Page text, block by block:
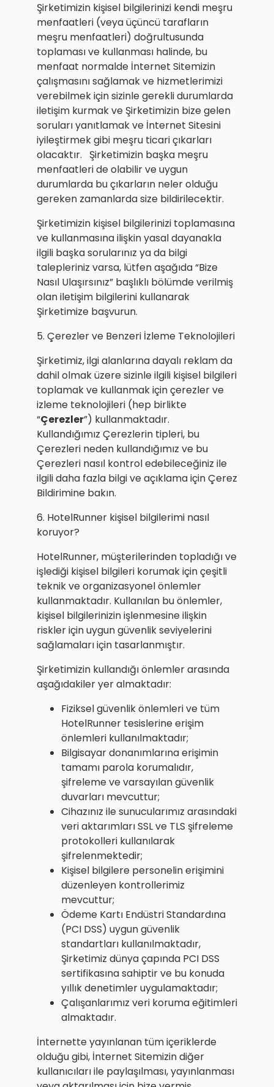
Şirketimizin kişisel bilgilerinizi kendi meşru
menfaatleri (veya üçüncü tarafların
meşru menfaatleri) doğrultusunda
toplaması ve kullanması halinde, bu
menfaat normalde İnternet Sitemizin
çalışmasını sağlamak ve hizmetlerimizi
verebilmek için sizinle gerekli durumlarda
iletişim kurmak ve Şirketimizin bize gelen
soruları yanıtlamak ve İnternet Sitesini
iyileştirmek gibi meşru ticari çıkarları
olacaktır. Şirketimizin başka meşru
menfaatleri de olabilir ve uygun
durumlarda bu çıkarların neler olduğu
gereken zamanlarda size bildirilecektir.
Şirketimizin kişisel bilgilerinizi toplamasına
ve kullanmasına ilişkin yasal dayanakla
ilgili başka sorularınız ya da bilgi
talepleriniz varsa, lütfen aşağıda “Bize
Nasıl Ulaşırsınız” başlıklı bölümde verilmiş
olan iletişim bilgilerini kullanarak
Şirketimize başvurun.
5. Çerezler ve Benzeri İzleme Teknolojileri
Şirketimiz, ilgi alanlarına dayalı reklam da
dahil olmak üzere sizinle ilgili kişisel bilgileri
toplamak ve kullanmak için çerezler ve
izleme teknolojileri (hep birlikte
“Çerezler”) kullanmaktadır.
Kullandığımız Çerezlerin tipleri, bu
Çerezleri neden kullandığımız ve bu
Çerezleri nasıl kontrol edebileceğiniz ile
ilgili daha fazla bilgi ve açıklama için Çerez
Bildirimine bakın.
6. HotelRunner kişisel bilgilerimi nasıl
koruyor?
HotelRunner, müşterilerinden topladığı ve
işlediği kişisel bilgileri korumak için çeşitli
teknik ve organizasyonel önlemler
kullanmaktadır. Kullanılan bu önlemler,
kişisel bilgilerinizin işlenmesine ilişkin
riskler için uygun güvenlik seviyelerini
sağlamaları için tasarlanmıştır.
Şirketimizin kullandığı önlemler arasında
aşağıdakiler yer almaktadır:
Fiziksel güvenlik önlemleri ve tüm
HotelRunner tesislerine erişim
önlemleri kullanılmaktadır;
Bilgisayar donanımlarına erişimin
tamamı parola korumalıdır,
şifreleme ve varsayılan güvenlik
duvarları mevcuttur;
Cihazınız ile sunucularımız arasındaki
veri aktarımları SSL ve TLS şifreleme
protokolleri kullanılarak
şifrelenmektedir;
Kişisel bilgilere personelin erişimini
düzenleyen kontrollerimiz
mevcuttur;
Ödeme Kartı Endüstri Standardına
(PCI DSS) uygun güvenlik
standartları kullanılmaktadır,
Şirketimiz dünya çapında PCI DSS
sertifikasına sahiptir ve bu konuda
yıllık denetimler uygulamaktadır;
Çalışanlarımız veri koruma eğitimleri
almaktadır.
İnternette yayınlanan tüm içeriklerde
olduğu gibi, İnternet Sitemizin diğer
kullanıcıları ile paylaşılması, yayınlanması